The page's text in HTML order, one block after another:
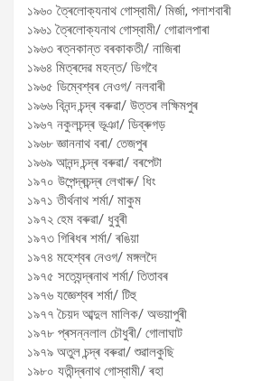
১৯৬০ ত্ৰৈলোক্যনাথ গোস্বামী/ মিৰ্জা, পলাশবাৰী
১৯৬১ ত্ৰৈলোক্যনাথ গোস্বামী/ গোৱালপাৰা
১৯৬৩ ৰত্নকান্ত বৰকাকতী/ নাজিৰা
১৯৬৪ মিত্ৰদেৱ মহন্ত/ ডিগবৈ
১৯৬৫ ডিম্বেশ্বৰ নেওগ/ নলবাৰী
১৯৬৬ বিনন্দ চন্দ্ৰ বৰুৱা/ উত্তৰ লক্ষিমপুৰ
১৯৬৭ নকুলচন্দ্ৰ ভূঞা/ ডিব্ৰুগড়
১৯৬৮ জ্ঞাননাথ বৰা/ তেজপুৰ
১৯৬৯ আনন্দ চন্দ্ৰ বৰুৱা/ বৰপেটা
১৯৭০ উপেন্দ্ৰচন্দ্ৰ লেখাৰু/ ধিং
১৯৭১ তীৰ্থনাথ শৰ্মা/ মাকুম
১৯৭২ হেম বৰুৱা/ ধুবুৰী
১৯৭৩ গিৰিধৰ শৰ্মা/ ৰঙিয়া
১৯৭৪ মহেশ্বৰ নেওগ/ মঙ্গলদৈ
১৯৭৫ সত্যেন্দ্ৰনাথ শৰ্মা/ তিতাবৰ
১৯৭৬ যজ্ঞেশ্বৰ শৰ্মা/ টিহু
১৯৭৭ চৈয়দ আব্দুল মালিক/ অভয়াপুৰী
১৯৭৮ প্ৰসন্নলাল চৌধুৰী/ গোলাঘাট
১৯৭৯ অতুল চন্দ্ৰ বৰুৱা/ শুৱালকুছি
১৯৮০ যতীন্দ্ৰনাথ গোস্বামী/ ৰহা